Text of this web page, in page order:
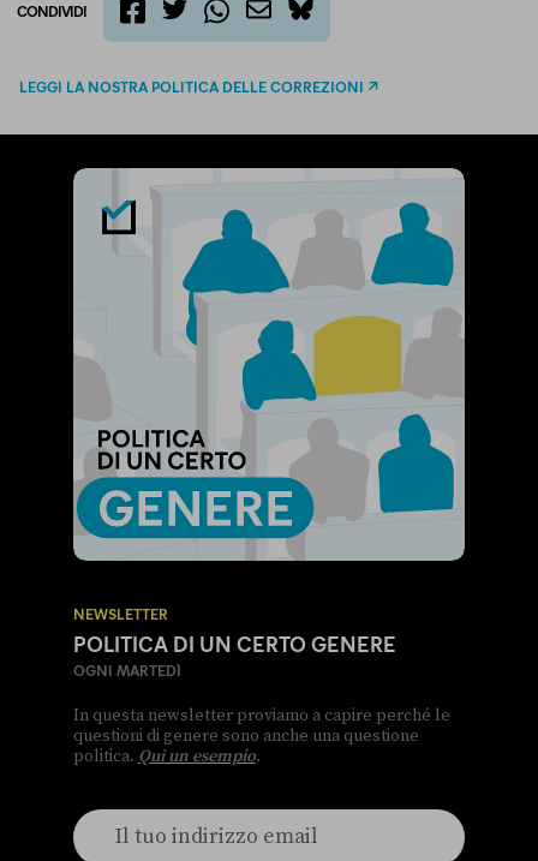
CONDIVIDI
bluesky
LEGGI LA NOSTRA POLITICA DELLE CORREZIONI
NEWSLETTER
POLITICA DI UN CERTO GENERE
OGNI MARTEDÌ
In questa newsletter proviamo a capire perché le
questioni di genere sono anche una questione
politica. Qui un esempio.